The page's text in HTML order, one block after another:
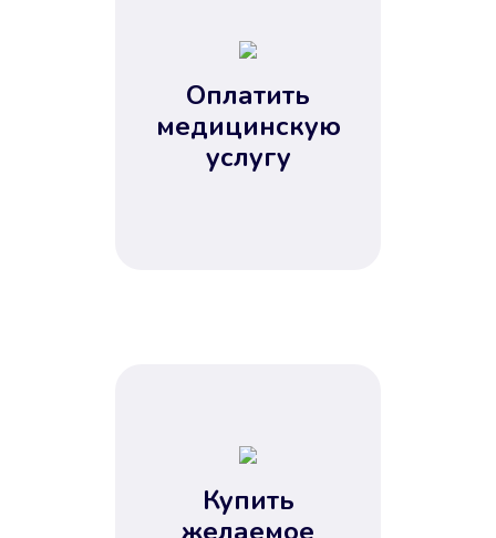
Оплатить
медицинскую
услугу
Купить